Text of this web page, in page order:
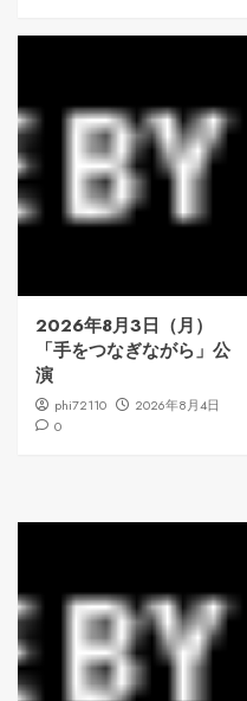
2026年8月3日（月）
「手をつなぎながら」公
演
phi72110
2026年8月4日
0